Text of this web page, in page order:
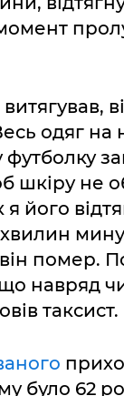
одяг на
шкіру не
я його
помер.
навряд
таксист.
було 62